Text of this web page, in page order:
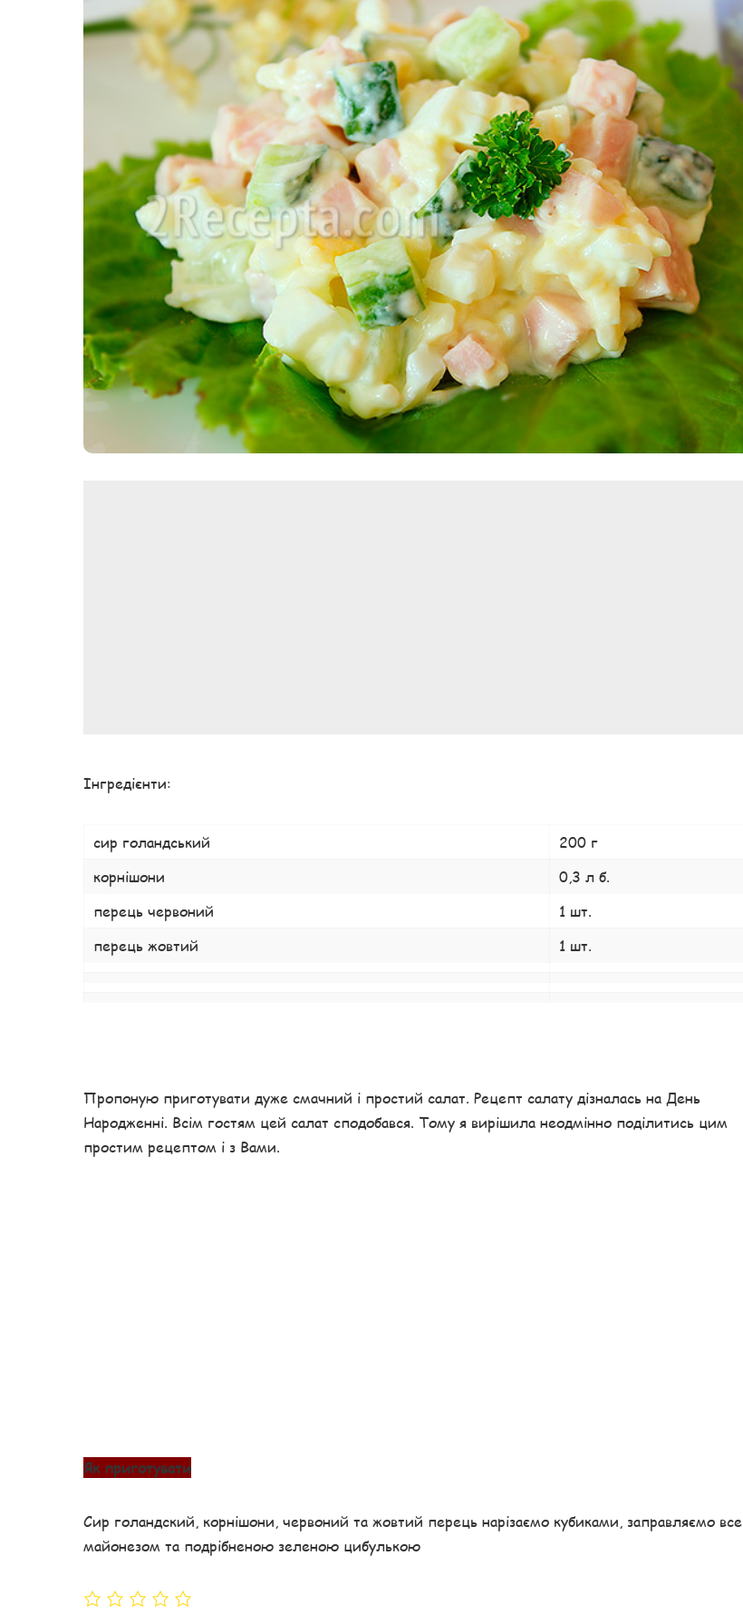
Картопля з м’ясом
Мясо по-французьки
Рецепти із фаршу
Інгредієнти:
сир голандський
200 г
корнішони
0,3 л б.
перець червоний
1 шт.
перець жовтий
1 шт.
Пропоную приготувати дуже смачний і простий салат. Рецепт салату дізналась на День
Народженні. Всім гостям цей салат сподобався. Тому я вирішила неодмінно поділитись цим
простим рецептом і з Вами.
Як приготувати
Сир голандский, корнішони, червоний та жовтий перець нарізаємо кубиками, заправляємо все
майонезом та подрібненою зеленою цибулькою